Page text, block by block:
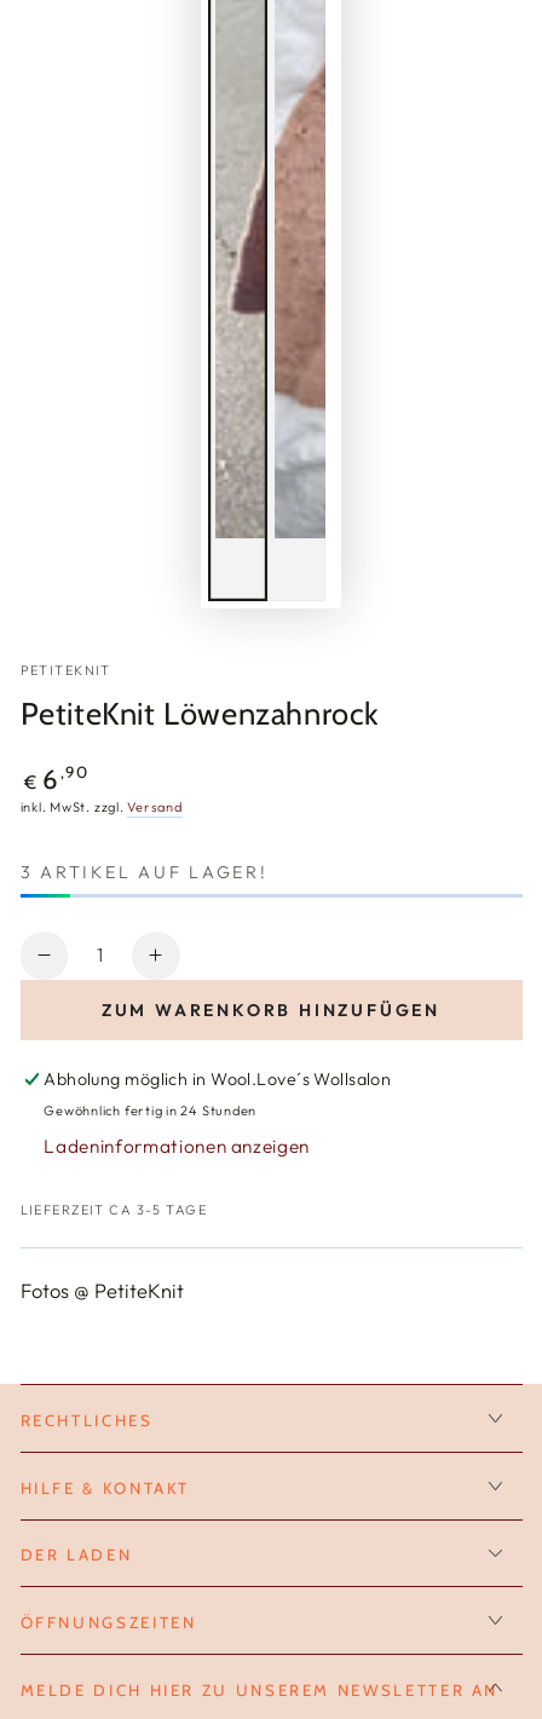
PETITEKNIT
PetiteKnit Löwenzahnrock
Regulärer
Preis
€ 6,90
inkl. MwSt. zzgl.Versand
3 ARTIKEL AUF LAGER!
Verringere
Menge
PetiteKnit
Löwenzahnrock
Erhöhe
Menge
PetiteKnit
Löwenzahnrock
ZUM WARENKORB HINZUFÜGEN
Abholung möglich inWool.Love´s Wollsalon
Gewöhnlich fertig in 24 Stunden
Ladeninformationen anzeigen
LIEFERZEIT CA 3-5 TAGE
Fotos @ PetiteKnit
RECHTLICHES
HILFE & KONTAKT
DER LADEN
ÖFFNUNGSZEITEN
MELDE DICH HIER ZU UNSEREM NEWSLETTER AN